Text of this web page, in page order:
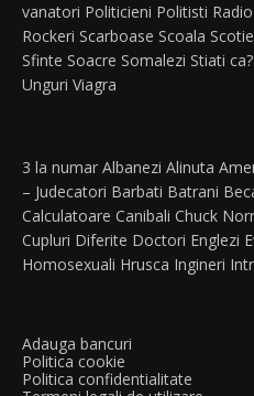
vanatori Politicieni Politisti
Rockeri Scarboase Scoala
Sfinte Soacre Somalezi Stiati ca?
Unguri Viagra
3 la numar Albanezi Alinuta
– Judecatori Barbati Batrani
Calculatoare Canibali Chuck
Cupluri Diferite Doctori Englezi
Homosexuali Hrusca Ingineri
Adauga bancuri
Politica cookie
Politica confidentialitate